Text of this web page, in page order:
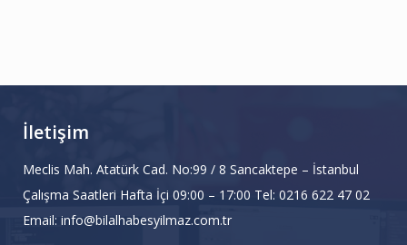
İletişim
Meclis Mah. Atatürk Cad. No:99 / 8 Sancaktepe – İstanbul
Çalışma Saatleri Hafta İçi 09:00 – 17:00 Tel: 0216 622 47 02
Email: info@bilalhabesyilmaz.com.tr